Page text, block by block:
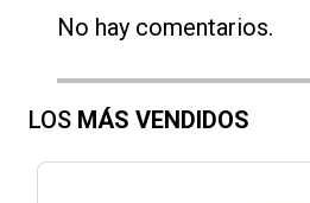
No hay comentarios.
LOS MÁS VENDIDOS